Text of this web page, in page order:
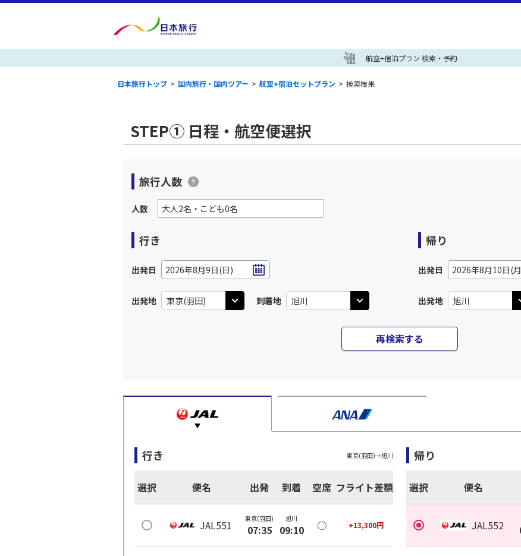
航空+宿泊プラン 検索・予約
日本旅行トップ > 国内旅行・国内ツアー > 航空+宿泊セットプラン > 検索結果
STEP① 日程・航空便選択
旅行人数
人数
行き
出発日 2026年8月9日(日)
出発地 到着地
帰り
出発日 2026年8月10日(
出発地
再検索する
行き 東京(羽田)→旭川
選択 便名 出発 到着 空席 フライト差額
JAL551 東京(羽田)
07:35
旭川
09:10 ○ +13,300円
帰り
選択 便名
JAL552